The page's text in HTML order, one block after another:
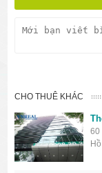
CHO THUÊ KHÁC
60